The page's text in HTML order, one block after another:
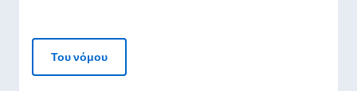
Του νόμουΗΛΕΚΤΡΟΝΙΚΗ ΤΑΥΤΟΤΗΤΑ (CIE) ΑΟΡΙΣΤΟΥ